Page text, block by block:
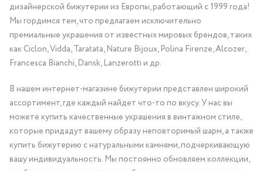
дизайнерской бижутерии из Европы, работающий с 1999 года!
Мы гордимся тем, что предлагаем исключительно
премиальные украшения от известных мировых брендов, таких
как Ciclon, Vidda, Taratata, Nature Bijoux, Polina Firenze, Alcozer,
Francesca Bianchi, Dansk, Lanzerotti и др.
В нашем интернет-магазине бижутерии представлен широкий
ассортимент, где каждый найдет что-то по вкусу. У нас вы
можете купить качественные украшения в винтажном стиле,
которые придадут вашему образу неповторимый шарм, а также
купить бижутерию с натуральными камнями, подчеркивающую
вашу индивидуальность. Мы постоянно обновляем коллекции,